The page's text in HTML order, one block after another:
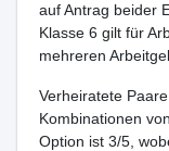
auf Antrag beider
Klasse 6 gilt für
mehreren
Verheiratete
Kombinationen
Option ist 3/5,